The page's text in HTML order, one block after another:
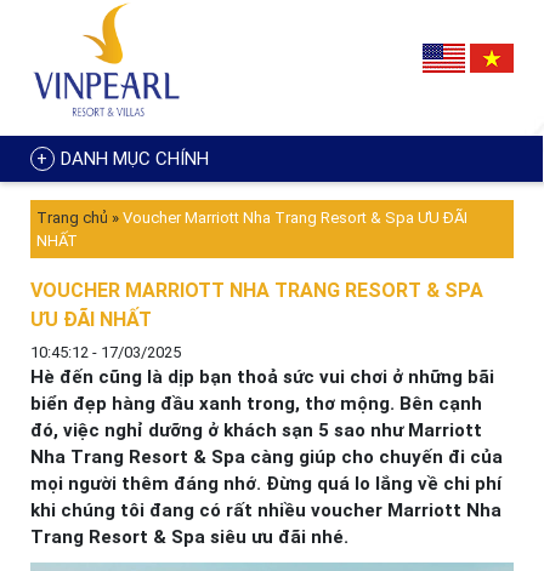
DANH MỤC CHÍNH
Trang chủ » Voucher Marriott Nha Trang Resort & Spa ƯU ĐÃI
NHẤT
VOUCHER MARRIOTT NHA TRANG RESORT & SPA
ƯU ĐÃI NHẤT
10:45:12 - 17/03/2025
Hè đến cũng là dịp bạn thoả sức vui chơi ở những bãi
biển đẹp hàng đầu xanh trong, thơ mộng. Bên cạnh
đó, việc nghỉ dưỡng ở khách sạn 5 sao như Marriott
Nha Trang Resort & Spa càng giúp cho chuyến đi của
mọi người thêm đáng nhớ. Đừng quá lo lắng về chi phí
khi chúng tôi đang có rất nhiều voucher Marriott Nha
Trang Resort & Spa siêu ưu đãi nhé.